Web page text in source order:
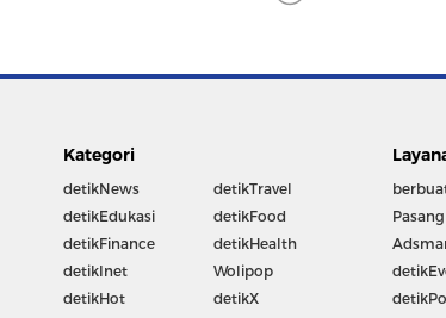
Kategori
detikNews
detikEdukasi
detikFinance
detikInet
detikHot
detikTravel
detikFood
detikHealth
Wolipop
detikX